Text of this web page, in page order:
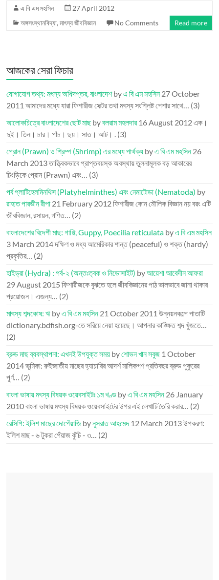
এ বি এম মহসিন
27 April 2012
অঙ্গসংস্থানবিদ্যা,মাৎস্য জীববিজ্ঞান No Comments Read more
আজকের সেরা ফিচার
যোগাযোগ তথ্য: মৎস্য অধিদপ্তর, বাংলাদেশbyএ বি এম মহসিন27 October
2011 আমাদের মধ্যে যারা ফিশারীজ সেক্টর তথা মৎস্য সংশ্লিষ্ট পেশার সাথে… (3)
আলোকচিত্রে বাংলাদেশের ছোট মাছbyবলরাম মহলদার 16 August 2012এক।
দুই। তিন। চার। পাঁচ। ছয়। সাত। আট। . (3)
প্রোন (Prawn) ও শ্রিম্প (Shrimp) এর মধ্যে পার্থক্য byএ বি এম মহসিন26
March 2013তাত্ত্বিকভাবে প্রাপ্তবয়স্ক অবস্থায় তুলনামূলক বড় আকারের
চিংড়িকে প্রোন (Prawn) এবং… (3)
পর্ব প্লাটিহেলমিনথিস (Platyhelminthes) এবং নেমাটোডা (Nematoda) by
রাহাত পারভীন রীপা 21 February 2012ফিশারীজ কোন মৌলিক বিজ্ঞান নয় বরং এটি
জীববিজ্ঞান, রসায়ন, গণিত… (2)
বাংলাদেশের বিদেশী মাছ: গাপ্পি, Guppy, Poecilia reticulata byএ বি এম মহসিন
3 March 2014দক্ষিণ ও মধ্য আমেরিকার শান্ত (peaceful) ও শক্ত (hardy)
প্রকৃতির… (2)
হাইড্রা (Hydra) : পর্ব-২ (অন্তঃত্বক ও নিডোসাইট) byআয়েশা আবেদীন আফরা
29 August 2015 ফিশারীজকে বুঝতে হলে জীববিজ্ঞানের পাঠ ভালভাবে জানা থাকার
প্রয়োজন। এজন্য… (2)
মাৎস্য শব্দকোষ: ঋ byএ বি এম মহসিন21 October 2011 উন্নয়নকল্পে পাতাটি
dictionary.bdfish.org-তে সরিয়ে নেয়া হয়েছে। আপনার কাঙ্ক্ষিত শব্দ খুঁজতে…
(2)
ব্রুড মাছ ব্যবস্থাপনা: এখনই উপযুক্ত সময় byশোভন খান সবুজ 1 October
2014ভূমিকা: রুইজাতীয় মাছের হ্যাচারির আদর্শ মালিকগণ প্রতিবছর ব্রুড পুকুরের
পূর্ণ… (2)
বাংলা ভাষায় মৎস্য বিষয়ক ওয়েবসাইটঃ ১ম খণ্ড byএ বি এম মহসিন26 January
2010বাংলা ভাষায় মৎস্য বিষয়ক ওয়েবসাইটের উপর এই লেখাটি তৈরি করার… (2)
রেসিপি: ইলিশ মাছের দোপেঁয়াজি byনুসরাত আহমেদ 12 March 2013উপকরণ:
ইলিশ মাছ - ৬ টুকরা পেঁয়াজ কুঁচি - ৩… (2)